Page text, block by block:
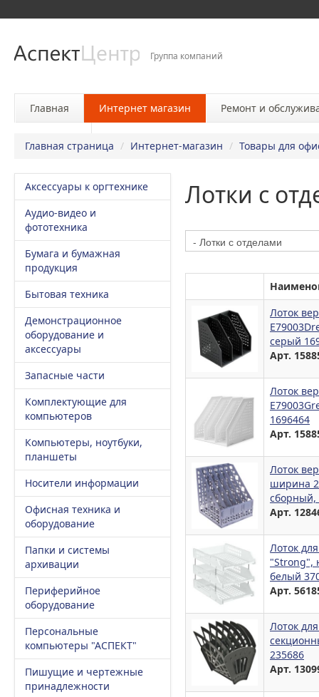
Группа компаний
Главная Интернет магазин Ремонт и
Главная страница / Интернет-магазин / Товары для
Аксессуары к оргтехнике
Аудио-видео и
фототехника
Бумага и бумажная
продукция
Бытовая техника
Демонстрационное
оборудование и
аксессуары
Запасные части
Комплектующие для
компьютеров
Компьютеры, ноутбуки,
планшеты
Носители информации
Офисная техника и
оборудование
Папки и системы
архивации
Периферийное
оборудование
Персональные
компьютеры "АСПЕКТ"
Пишущие и чертежные
принадлежности
Лотки с
Лоток
серый
Арт.
Лоток
1696464
Арт.
Лоток
ширина
сборный,
Арт.
Лоток
"Strong",
белый
Арт.
Лоток
235686
Арт.